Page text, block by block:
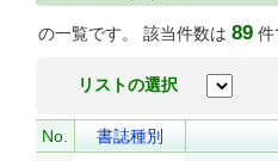
の一覧です。 該当件数は 89 件
リストの選択
No. 書誌種別